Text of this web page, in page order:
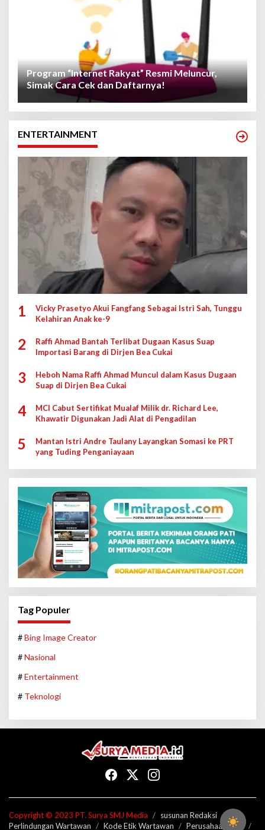
Program “Internet Rakyat” Resmi Meluncur,
Simak Cara Cek dan Daftarnya!
ENTERTAINMENT
1
Vicky Prasetyo Akui Fangfang Sebagai Istri Sah, Tunggu
Kelahiran Anak ke-9
2
Raffi Ahmad Bantah Terlibat Dugaan Kasus Suap
Importasi Barang di Dirjen Bea Cukai
3
Heboh Nama Raffi Ahmad Muncul dalam Kasus Dugaan
Suap di Dirjen Bea Cukai
4
MCI Cabut Sertifikat Mualaf Milik dr. Richard Lee,
Khawatir Digunakan Jadi Alat di Pengadilan
5
Mantan Istri Andre Taulany Layangkan Somasi ke PRT
yang Tuding Penganiayaan
Tag Populer
#Bing Image Creator
#Nasional
#Entertainment
# Teknologi
Copyright © 2023 PT. Surya SMJ Media
susunan Redaksi
Perlindungan Wartawan
Kode Etik Wartawan Perusahaan Pers